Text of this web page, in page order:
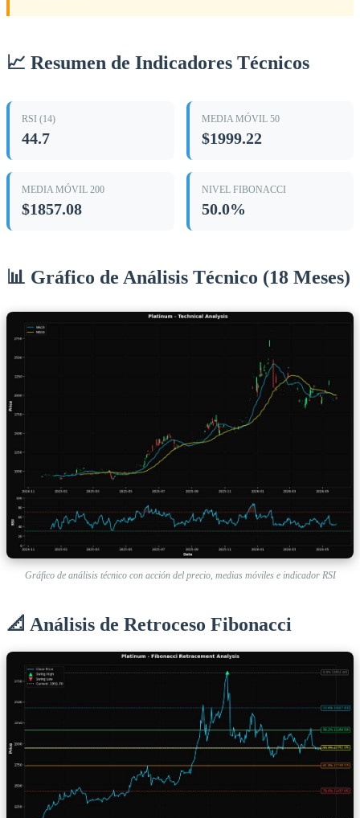
📈 Resumen de Indicadores Técnicos
RSI (14)
44.7
MEDIA MÓVIL 50
$1999.22
MEDIA MÓVIL 200
$1857.08
NIVEL FIBONACCI
50.0%
📊 Gráfico de Análisis Técnico (18 Meses)
Gráfico de análisis técnico con acción del precio, medias móviles e indicador RSI
📐 Análisis de Retroceso Fibonacci